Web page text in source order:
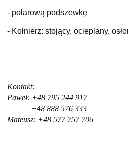
- polarową podszewkę
- Kołnierz: stojący, ocieplany,
Kontakt:
Paweł: +48 795 244 917
+48 888 576 333
Mateusz: +48 577 757 706